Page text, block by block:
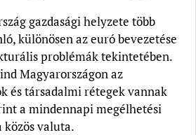
gazdasági helyzete több
különösen az euró bevezetése
problémák tekintetében.
Magyarországon az
és társadalmi rétegek vannak
a mindennapi megélhetési
közös valuta.